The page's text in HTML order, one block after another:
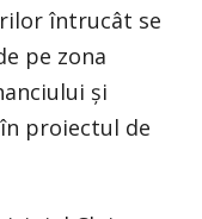
întrucât se
pe zona
și
proiectul de